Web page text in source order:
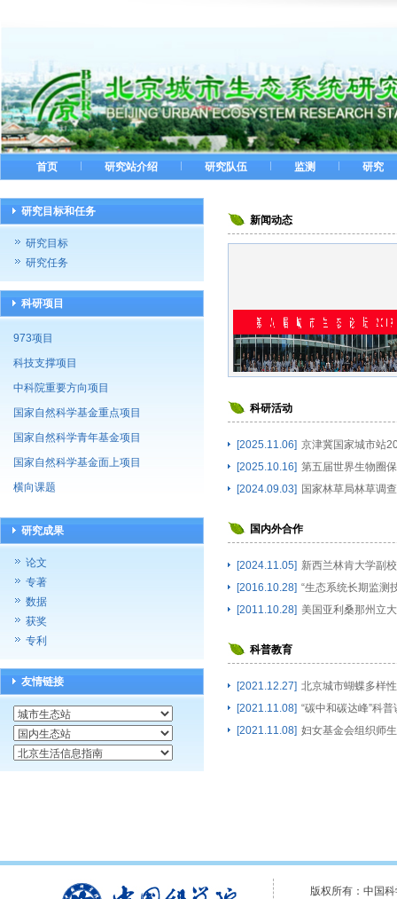
首页 研究站介绍 研究队伍 监测 研究
研究目标和任务
研究目标
研究任务
科研项目
973项目
科技支撑项目
中科院重要方向项目
国家自然科学基金重点项目
国家自然科学青年基金项目
国家自然科学基金面上项目
横向课题
研究成果
论文
专著
数据
获奖
专利
友情链接
新闻动态
4
3
2
1
科研活动
[2025.11.06] 京津冀国家城市站
[2025.10.16] 第五届世界生物圈
[2024.09.03] 国家林草局林草调
国内外合作
[2024.11.05] 新西兰林肯大学副
[2016.10.28] “生态系统长期监测
[2011.10.28] 美国亚利桑那州立
科普教育
[2021.12.27] 北京城市蝴蝶多样
[2021.11.08] “碳中和碳达峰”科普
[2021.11.08] 妇女基金会组织师
版权所有：中国